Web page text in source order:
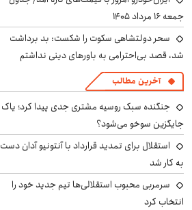
جمعه ۱۶ مرداد ۱۴۰۵
سحر دولتشاهی سکوت را شکست: بد برداشت
شد، قصد بی‌احترامی به باورهای دینی نداشتم
آخرین مطالب
جنگنده سبک روسیه مشتری جدی پیدا کرد؛ یاک
جایگزین سوخو می‌شود؟
استقلال برای تمدید قرارداد با آنتونیو آدان دست
به کار شد
سرمربی محبوب استقلالی‌ها تیم جدید خود را
انتخاب کرد